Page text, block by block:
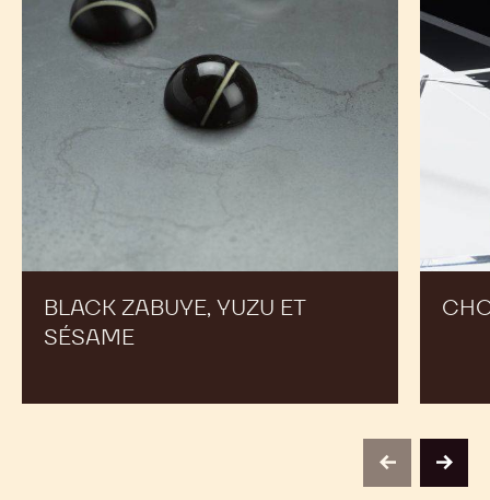
BLACK ZABUYE, YUZU ET
SÉSAME
sésame
previousnext